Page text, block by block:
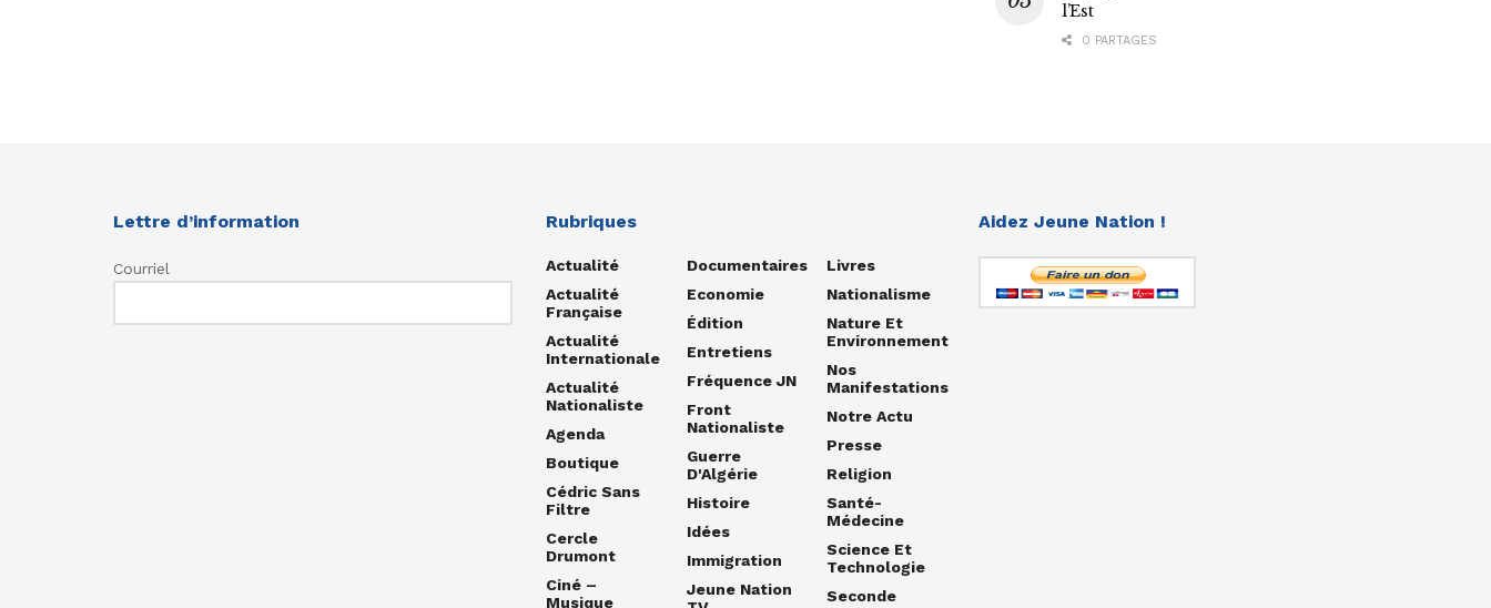
l’Est
0 PARTAGES
Lettre d’information
Courriel
Rubriques
Actualité
Actualité
Française
Actualité
Internationale
Actualité
Nationaliste
Agenda
Boutique
Cédric Sans
Filtre
Cercle
Drumont
Ciné –
Musique
Documentaires
Economie
Édition
Entretiens
Fréquence JN
Front
Nationaliste
Guerre
D'Algérie
Histoire
Idées
Immigration
Jeune Nation
Livres
Nationalisme
Nature Et
Environnement
Nos
Manifestations
Notre Actu
Presse
Religion
Santé-
Médecine
Science Et
Technologie
Seconde
Aidez Jeune Nation !